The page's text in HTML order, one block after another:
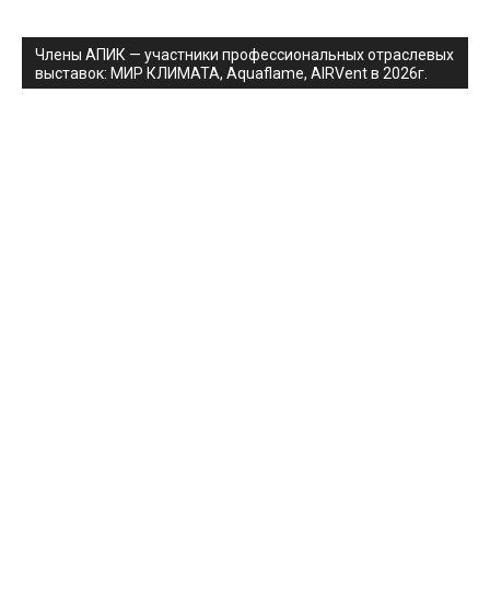
Члены АПИК — участники профессиональных отраслевых
выставок: МИР КЛИМАТА, Aquaflame, AIRVent в 2026г.